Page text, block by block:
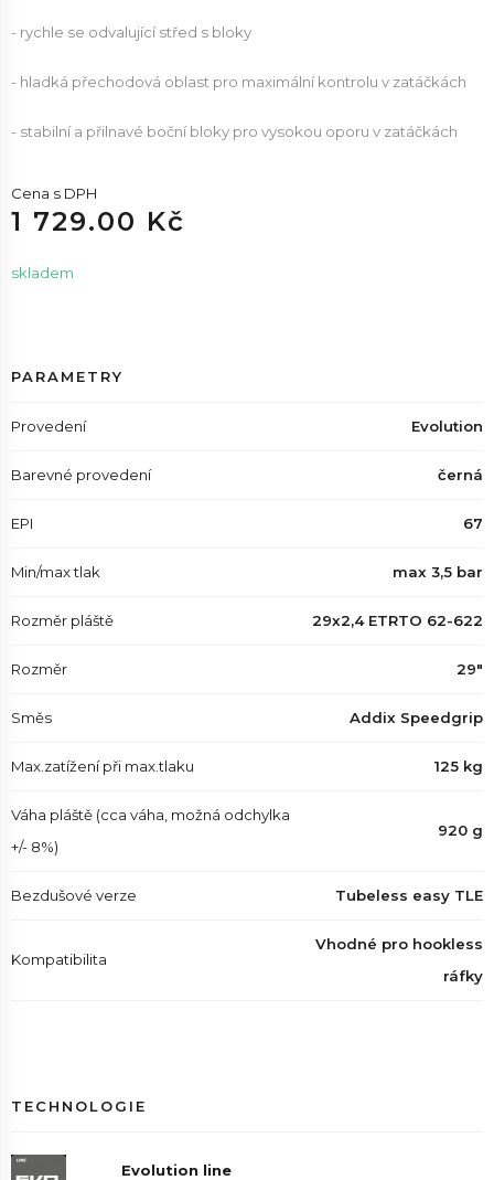
- rychle se odvalující střed s bloky
- hladká přechodová oblast pro maximální kontrolu v zatáčkách
- stabilní a přilnavé boční bloky pro vysokou oporu v zatáčkách
Cena s DPH
1 729.00 Kč
skladem
PARAMETRY
Provedení Evolution
Barevné provedení černá
EPI 67
Min/max tlak max 3,5 bar
Rozměr pláště 29x2,4 ETRTO 62-622
Rozměr 29"
Směs Addix Speedgrip
Max.zatížení při max.tlaku 125 kg
Váha pláště (cca váha, možná odchylka
+/- 8%)
920 g
Bezdušové verze Tubeless easy TLE
Kompatibilita
Vhodné pro hookless
ráfky
TECHNOLOGIE
Evolution line